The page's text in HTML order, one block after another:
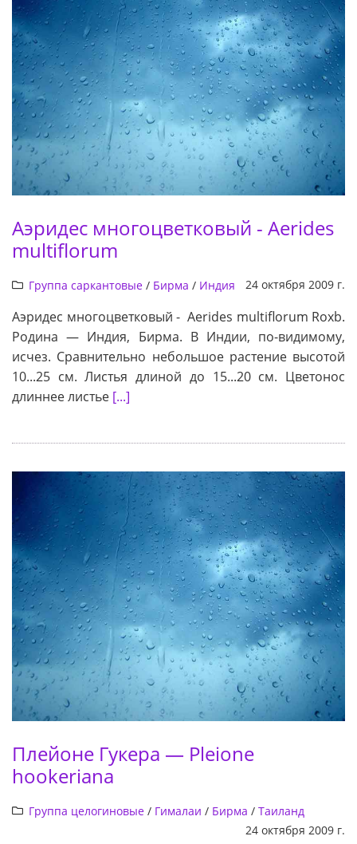
Аэридес многоцветковый - Aerides
multiflorum
Группа саркантовые/ Бирма / Индия 24 октября 2009 г.
Аэридес многоцветковый - Aerides multiflorum Roxb.
Родина — Индия, Бирма. В Индии, по-видимому,
исчез. Сравнительно небольшое растение высотой
10...25 см. Листья длиной до 15...20 см. Цветонос
длиннее листье [...]
Плейоне Гукера — Pleione
hookeriana
Группа целогиновые/ Гималаи / Бирма / Таиланд
24 октября 2009 г.